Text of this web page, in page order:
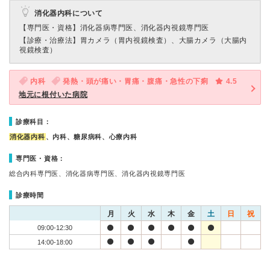
消化器内科について
【専門医・資格】 消化器病専門医、消化器内視鏡専門医
【診療・治療法】 胃カメラ（胃内視鏡検査）、大腸カメラ（大腸内
視鏡検査）
内科 発熱・頭が痛い・胃痛・腹痛・急性の下痢
4.5
地元に根付いた病院
診療科目：
消化器内科 、内科、糖尿病科、心療内科
専門医・資格：
総合内科専門医、消化器病専門医、消化器内視鏡専門医
診療時間
月 火 水 木 金 土 日 祝
09:00-12:30
14:00-18:00